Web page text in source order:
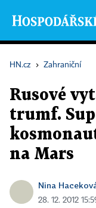
HN.cz › Zahraniční
Rusové
trumf.
na Mars
Nina
28. 12. 2012